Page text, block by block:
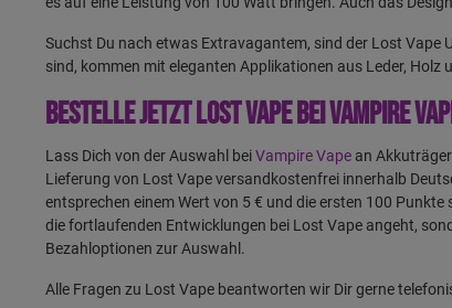
Suchst Du nach etwas Extravagantem, sind der Lost Vape
sind, kommen mit eleganten Applikationen aus Leder, Holz
Bestelle jetzt Lost Vape bei Vampire
Lass Dich von der Auswahl beiVampire Vape an
Lieferung von Lost Vape versandkostenfrei innerhalb
entsprechen einem Wert von 5 € und die ersten 100
die fortlaufenden Entwicklungen bei Lost Vape angeht,
Bezahloptionen zur Auswahl.
Alle Fragen zu Lost Vape beantworten wir Dir gerne